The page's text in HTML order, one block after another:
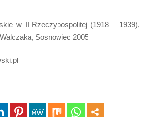
w II Rzeczypospolitej (1918 – 1939),
Sosnowiec 2005